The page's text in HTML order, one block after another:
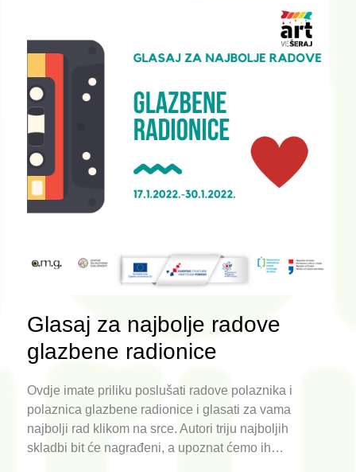
Glasaj za najbolje radove
glazbene radionice
Ovdje imate priliku poslušati radove polaznika i
polaznica glazbene radionice i glasati za vama
najbolji rad klikom na srce. Autori triju najboljih
skladbi bit će nagrađeni, a upoznat ćemo ih…